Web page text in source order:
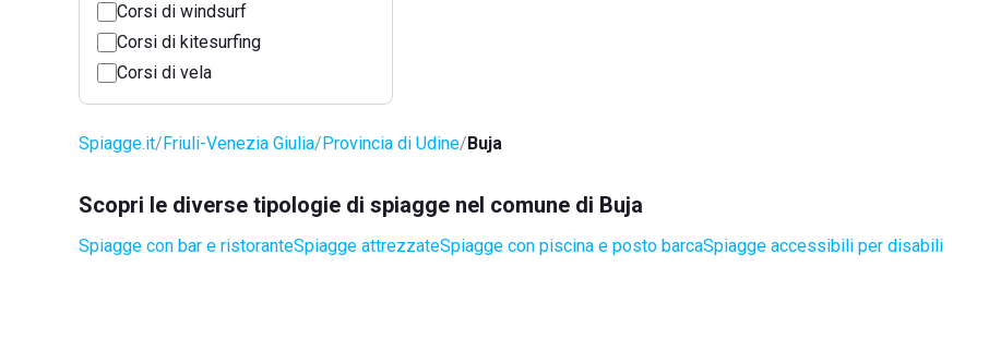
Corsi di windsurf
Corsi di kitesurfing
Corsi di vela
Spiagge.it Friuli-Venezia Giulia Provincia di Udine Buja
Scopri le diverse tipologie di spiagge nel comune di Buja
Spiagge con bar e ristoranteSpiagge attrezzateSpiagge con piscina e posto barcaSpiagge accessibili per disabili